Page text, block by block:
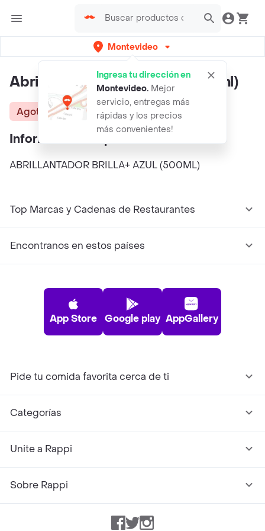
Montevideo
Ingresa tu dirección en
Montevideo. Mejor
servicio, entregas más
rápidas y los precios
más convenientes!
Abrillantador Brilla+ Azul (500ml)
Agotado
Información del producto
ABRILLANTADOR BRILLA+ AZUL (500ML)
Top Marcas y Cadenas de Restaurantes
Encontranos en estos países
App Store Google play AppGallery
Pide tu comida favorita cerca de ti
Categorías
Unite a Rappi
Sobre Rappi
Facebook
TwitterInstagram